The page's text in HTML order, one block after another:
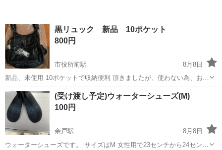
黒リュック 新品 10ポケット
800円
市役所前駅
8月8日
新品、未使用 10ポケットで収納便利 頂きましたが、使わない為、お譲
りします。 30✖️33✖️10cm クマの可愛い反射板キーホルダー付き 他に
もいろいろ出してます。
愛媛 松山市 市役所前駅 バッグ
(受け渡し予定)ウォーターシューズ(M)
100円
余戸駅
8月8日
ウォーターシューズです。 サイズはM 女性用で23センチから24センチ